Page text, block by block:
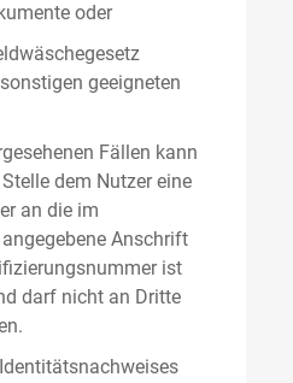
oder
geeigneten
Fällen kann
dem Nutzer eine
an die im
Anschrift
ist
darf nicht an Dritte